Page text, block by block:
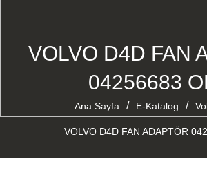
VOLVO D4D FAN
04256683
Ana Sayfa / E-Katalog /
VOLVO D4D FAN ADAPTÖR